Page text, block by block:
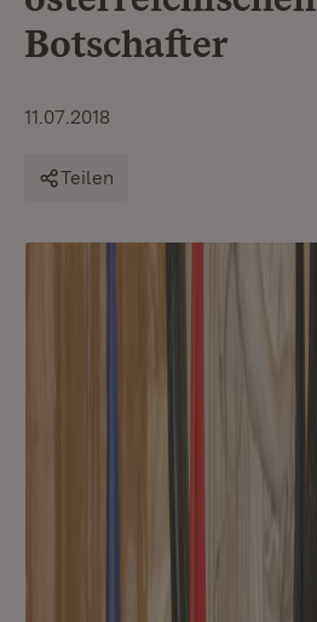
Botschafter
11.07.2018
Teilen